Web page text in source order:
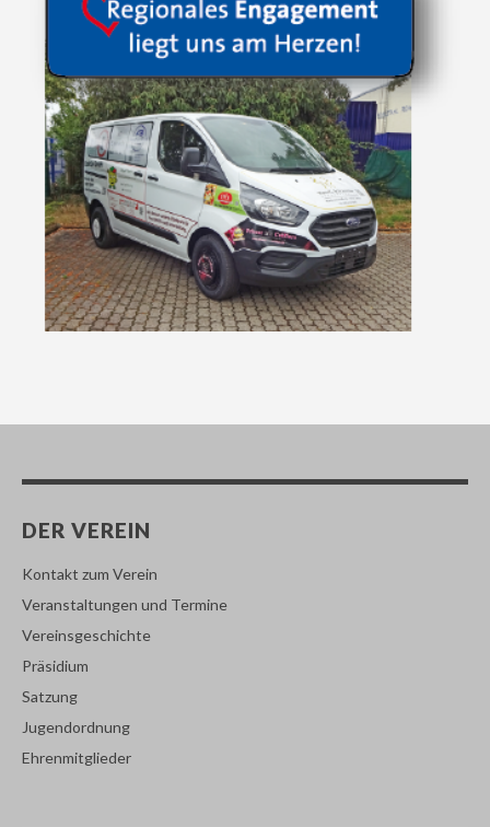
DER VEREIN
Kontakt zum Verein
Veranstaltungen und Termine
Vereinsgeschichte
Präsidium
Satzung
Jugendordnung
Ehrenmitglieder